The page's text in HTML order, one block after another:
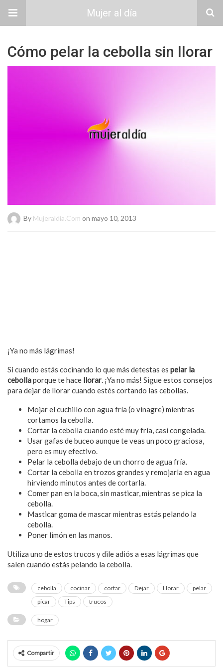
Mujer al día
Cómo pelar la cebolla sin llorar
By Mujeraldia.com on mayo 10, 2013
¡Ya no más lágrimas!
Si cuando estás cocinando lo que más detestas es pelar la
cebollaporque te hace llorar. ¡Ya no más! Sigue estos consejos
para dejar de llorar cuando estés cortando las cebollas.
Mojar el cuchillo con agua fría (o vinagre) mientras
cortamos la cebolla.
Cortar la cebolla cuando esté muy fría, casi congelada.
Usar gafas de buceo aunque te veas un poco graciosa,
pero es muy efectivo.
Pelar la cebolla debajo de un chorro de agua fría.
Cortar la cebolla en trozos grandes y remojarla en agua
hirviendo minutos antes de cortarla.
Comer pan en la boca, sin masticar, mientras se pica la
cebolla.
Masticar goma de mascar mientras estás pelando la
cebolla.
Poner limón en las manos.
Utiliza uno de estos trucos y dile adiós a esas lágrimas que
salen cuando estás pelando la cebolla.
cebolla cocinar cortar Dejar Llorar
pelar
picar
Tips trucos
hogar
Compartir